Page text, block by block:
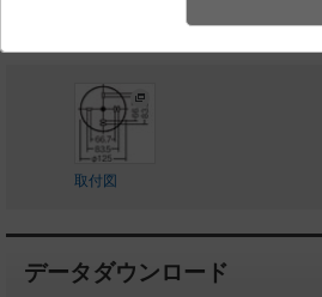
取付図
データダウンロード